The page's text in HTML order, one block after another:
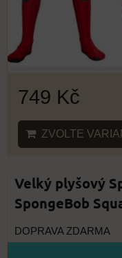
749 Kč
ZVOLTE
Velký plyšový
SpongeBob
DOPRAVA ZDARMA